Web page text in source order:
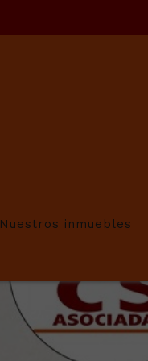
Nuestros inmuebles